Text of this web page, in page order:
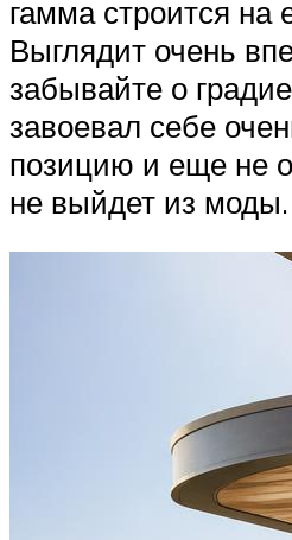
гамма строится на
Выглядит очень
забывайте о
завоевал себе
позицию и еще не
не выйдет из моды.